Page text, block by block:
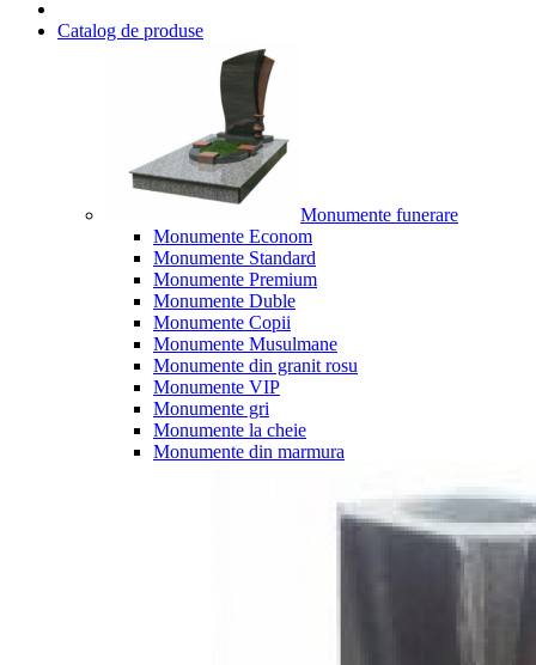
Catalog de produse
Monumente funerare
Monumente Econom
Monumente Standard
Monumente Premium
Monumente Duble
Monumente Copii
Monumente Musulmane
Monumente din granit rosu
Monumente VIP
Monumente gri
Monumente la cheie
Monumente din marmura